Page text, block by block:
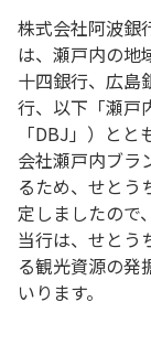
株式会社阿波銀
は、瀬戸内の地
十四銀行、広島
行、以下「瀬戸
「DBJ」）と
会社瀬戸内ブラ
るため、せとう
定しましたので
当行は、せとう
る観光資源の発
いります。